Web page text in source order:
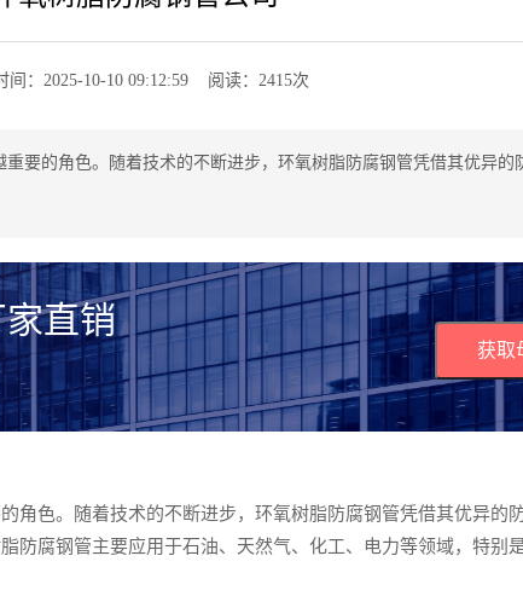
间：2025-10-10 09:12:59 阅读：2415次
要的角色。随着技术的不断进步，环氧树脂防腐钢管凭借其优异的
直销
获取
角色。随着技术的不断进步，环氧树脂防腐钢管凭借其优异的
防腐钢管主要应用于石油、天然气、化工、电力等领域，特别